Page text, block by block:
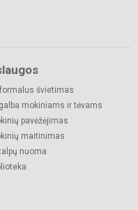
švietimas
mokiniams ir tėvams
pavėžėjimas
maitinimas
nuoma